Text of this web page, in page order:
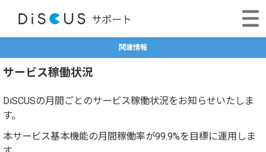
関連情報
サービス稼働状況
DiSCUSの月間ごとのサービス稼働状況をお知らせいたしま
す。
本サービス基本機能の月間稼働率が99.9%を目標に運用しま